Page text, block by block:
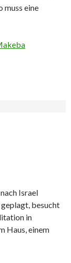
muss eine
Israel
besucht
in
Haus, einem